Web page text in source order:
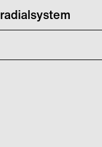
radialsystem